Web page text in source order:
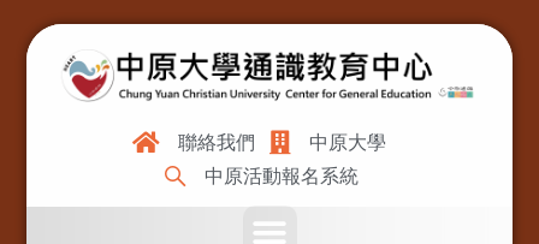
聯絡我們
中原大學
中原活動報名系統